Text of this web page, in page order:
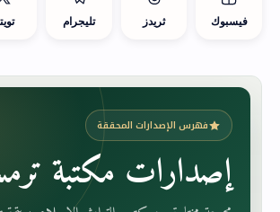
فيسبوك ثريدز تليجرام
فهرس الإصدارات المحققة
إصدارات مكتبة